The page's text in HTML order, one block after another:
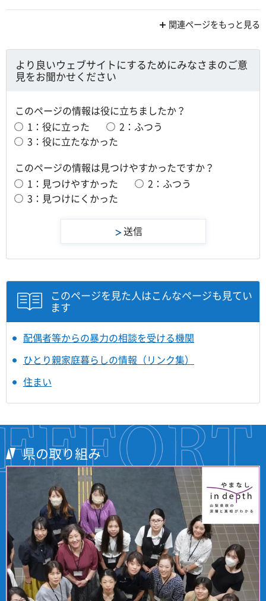
関連ページをもっと見る
より良いウェブサイトにするためにみなさまのご意
見をお聞かせください
このページの情報は役に立ちましたか？
1：役に立った
2：ふつう
3：役に立たなかった
このページの情報は見つけやすかったですか？
1：見つけやすかった
2：ふつう
3：見つけにくかった
このページを見た人はこんなページも見てい
ます
配偶者等からの暴力の相談を受ける機関
ひとり親家庭暮らしの情報（リンク集）
住まい
県の取り組み